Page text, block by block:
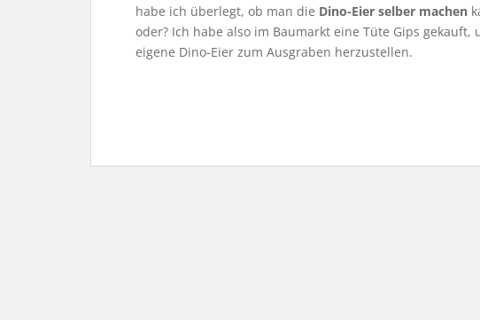
habe ich überlegt, ob man die Dino-Eier selber machen
oder? Ich habe also im Baumarkt eine Tüte Gips
eigene Dino-Eier zum Ausgraben herzustellen.